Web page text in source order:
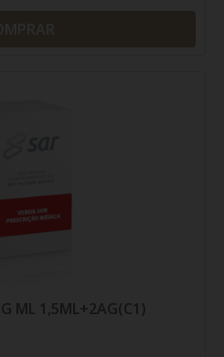
ML 1,5ML+2AG(C1)